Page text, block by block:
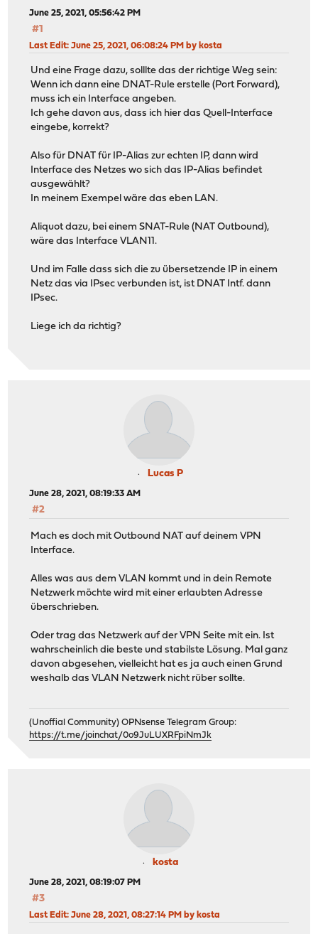
June 25, 2021, 05:56:42 PM
#1
Last Edit: June 25, 2021, 06:08:24 PM by kosta
Und eine Frage dazu, solllte das der richtige Weg sein:
Wenn ich dann eine DNAT-Rule erstelle (Port Forward),
muss ich ein Interface angeben.
Ich gehe davon aus, dass ich hier das Quell-Interface
eingebe, korrekt?
Also für DNAT für IP-Alias zur echten IP, dann wird
Interface des Netzes wo sich das IP-Alias befindet
ausgewählt?
In meinem Exempel wäre das eben LAN.
Aliquot dazu, bei einem SNAT-Rule (NAT Outbound),
wäre das Interface VLAN11.
Und im Falle dass sich die zu übersetzende IP in einem
Netz das via IPsec verbunden ist, ist DNAT Intf. dann
IPsec.
Liege ich da richtig?
Lucas P
June 28, 2021, 08:19:33 AM
#2
Mach es doch mit Outbound NAT auf deinem VPN
Interface.
Alles was aus dem VLAN kommt und in dein Remote
Netzwerk möchte wird mit einer erlaubten Adresse
überschrieben.
Oder trag das Netzwerk auf der VPN Seite mit ein. Ist
wahrscheinlich die beste und stabilste Lösung. Mal ganz
davon abgesehen, vielleicht hat es ja auch einen Grund
weshalb das VLAN Netzwerk nicht rüber sollte.
(Unoffial Community) OPNsense Telegram Group:
https://t.me/joinchat/0o9JuLUXRFpiNmJk
kosta
June 28, 2021, 08:19:07 PM
#3
Last Edit: June 28, 2021, 08:27:14 PM by kosta